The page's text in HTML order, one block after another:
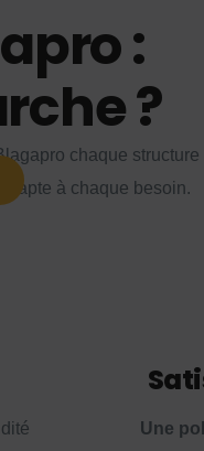
:
?
chaque structure
à chaque besoin.
Une